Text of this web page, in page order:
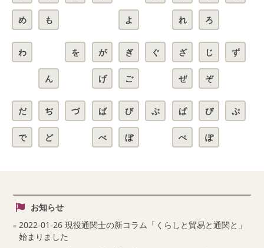
め も よ れ ろ
わ を
ん
が ぎ ぐ
げ ご
ざ じ ず
ぜ ぞ
だ ぢ づ
で ど
ば び ぶ
べ ぼ
ぱ ぴ ぷ
ぺ ぽ
お知らせ
2022-01-26 現役通関士の新コラム「くらしと貿易と通関と」
始まりました